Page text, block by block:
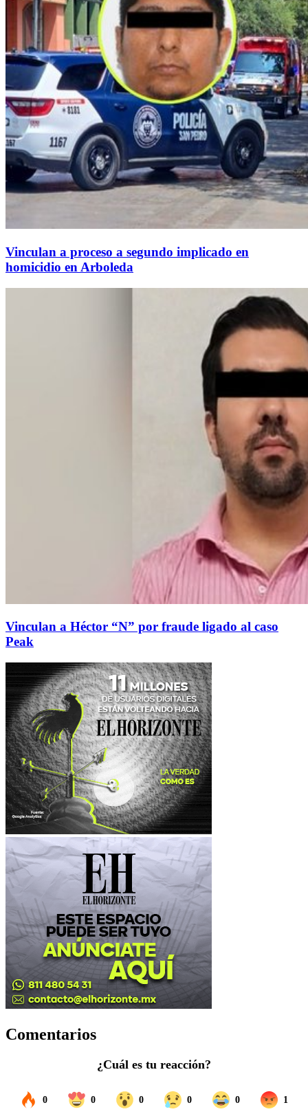
Vinculan a proceso a segundo implicado en
homicidio en Arboleda
Vinculan a Héctor “N” por fraude ligado al caso
Peak
Comentarios